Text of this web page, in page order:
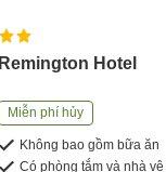
Remington Hotel
Miễn phí hủy
Không bao gồm bữa ăn
Có phòng tắm và nhà